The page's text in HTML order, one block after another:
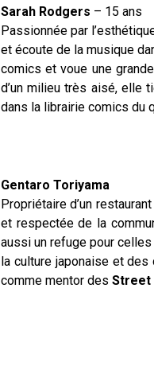
Sarah Rodgers – 15 ans
Passionnée par
et écoute de la musique
comics et voue une
d’un milieu très aisé, elle
dans la librairie comics du
Gentaro Toriyama
Propriétaire d’un
et respectée de la
aussi un refuge pour
la culture japonaise et
comme mentor des Street